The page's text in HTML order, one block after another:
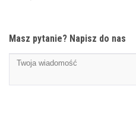
Masz pytanie? Napisz do nas